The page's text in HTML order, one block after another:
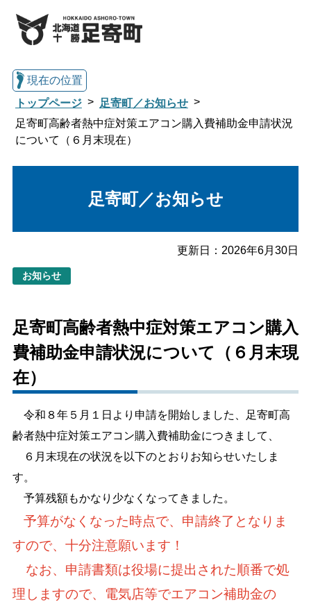
総合トップへ戻る
くらし・行政情報トップ
暮らし・手続き
しごと・産業 緊急・防災
文字サイズ
標準 拡大
色合い
リセット
language
現在の位置
トップページ
足寄町／お知らせ
足寄町高齢者熱中症対策エアコン購入費補助金申請状況
について（６月末現在）
足寄町／お知らせ
お知らせ
更新日： 2026年6月30日
足寄町高齢者熱中症対策エアコン購入
費補助金申請状況について（６月末現
在）
令和８年５月１日より申請を開始しました、足寄町高
齢者熱中症対策エアコン購入費補助金につきまして、
６月末現在の状況を以下のとおりお知らせいたしま
す。
予算残額もかなり少なくなってきました。
予算がなくなった時点で、申請終了となりま
すので、十分注意願います！
なお、申請書類は役場に提出された順番で処
理しますので、電気店等でエアコン補助金の